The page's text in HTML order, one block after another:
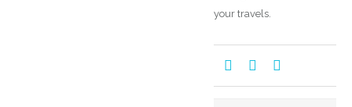
your travels.